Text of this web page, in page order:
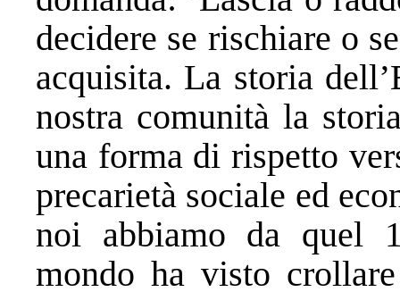
decidere se rischiare o
acquisita. La storia
nostra comunità la
una forma di rispetto
precarietà sociale ed
noi abbiamo da quel
mondo ha visto